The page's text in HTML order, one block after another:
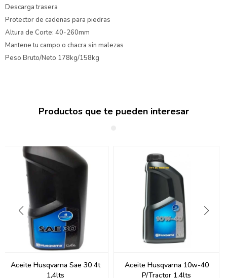
Descarga trasera
Protector de cadenas para piedras
Altura de Corte: 40-260mm
Mantene tu campo o chacra sin malezas
Peso Bruto/Neto 178kg/158kg
Productos que te pueden interesar
Aceite Husqvarna Sae 30 4t
1,4lts
Aceite Husqvarna 10w-40
P/Tractor 1.4lts